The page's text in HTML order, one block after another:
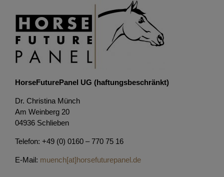
HorseFuturePanel UG (haftungsbeschränkt)
Dr. Christina Münch
Am Weinberg 20
04936 Schlieben
Telefon: +49 (0) 0160 – 770 75 16
E-Mail: muench[at]horsefuturepanel.de